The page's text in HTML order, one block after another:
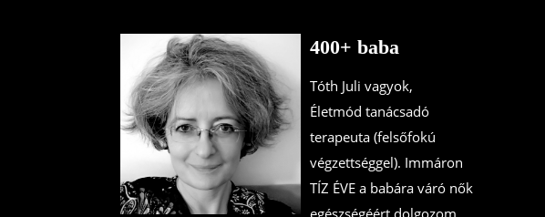
400+ baba
Tóth Juli vagyok,
Életmód tanácsadó
terapeuta (felsőfokú
végzettséggel). Immáron
TÍZ ÉVE a babára váró nők
egészségéért dolgozom.